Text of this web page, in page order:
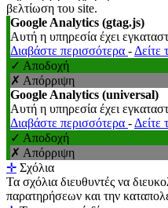
βελτίωση του site.
Google Analytics (gtag.js)
Αυτή η υπηρεσία έχει
Διαβάστε περισσότερα - Δείτε
✓ Αποδοχή
✗ Απόρριψη
Google Analytics (universal)
Αυτή η υπηρεσία έχει
Διαβάστε περισσότερα - Δείτε
✓ Αποδοχή
✗ Απόρριψη
✛ Σχόλια
Τα σχόλια διευθυντές να
παρατηρήσεων και την